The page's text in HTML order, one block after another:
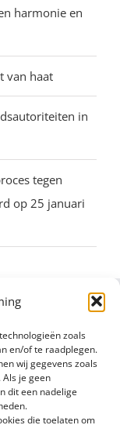
zoals
en/of te raadplegen.
wij gegevens zoals
je geen
dit een nadelige
die toelaten om
harmonie en
van haat
in
tegen
op 25 januari